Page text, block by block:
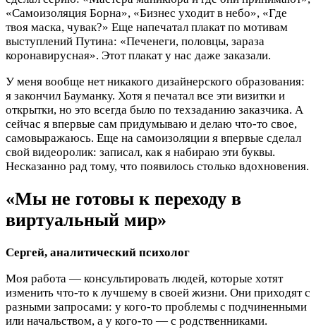
«Самоизоляция Борна», «Бизнес уходит в небо», «Где
твоя маска, чувак?» Еще напечатал плакат по мотивам
выступлений Путина: «Печенеги, половцы, зараза
коронавирусная». Этот плакат у нас даже заказали.
У меня вообще нет никакого дизайнерского образования:
я закончил Бауманку. Хотя я печатал все эти визитки и
открытки, но это всегда было по техзаданию заказчика. А
сейчас я впервые сам придумываю и делаю что-то свое,
самовыражаюсь. Еще на самоизоляции я впервые сделал
свой видеоролик: записал, как я набираю эти буквы.
Несказанно рад тому, что появилось столько вдохновения.
«Мы не готовы к переходу в
виртуальный мир»
Сергей, аналитический психолог
Моя работа — консультировать людей, которые хотят
изменить что-то к лучшему в своей жизни. Они приходят с
разными запросами: у кого-то проблемы с подчиненными
или начальством, а у кого-то — с родственниками.